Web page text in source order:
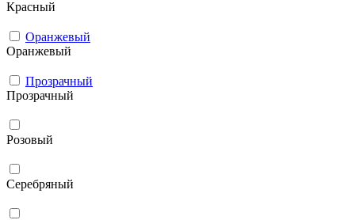
Красный
Оранжевый
Оранжевый
Прозрачный
Прозрачный
Розовый
Серебряный